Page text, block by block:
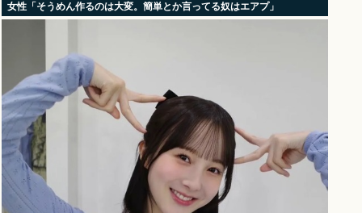
女性「そうめん作るのは大変。簡単とか言ってる奴はエアプ」